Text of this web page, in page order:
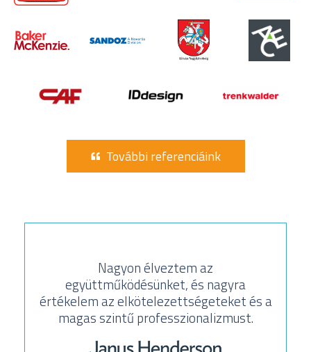
További referenciáink
Nagyon élveztem az
együttműködésünket, és nagyra
értékelem az elkötelezettségeteket és a
magas szintű professzionalizmust.